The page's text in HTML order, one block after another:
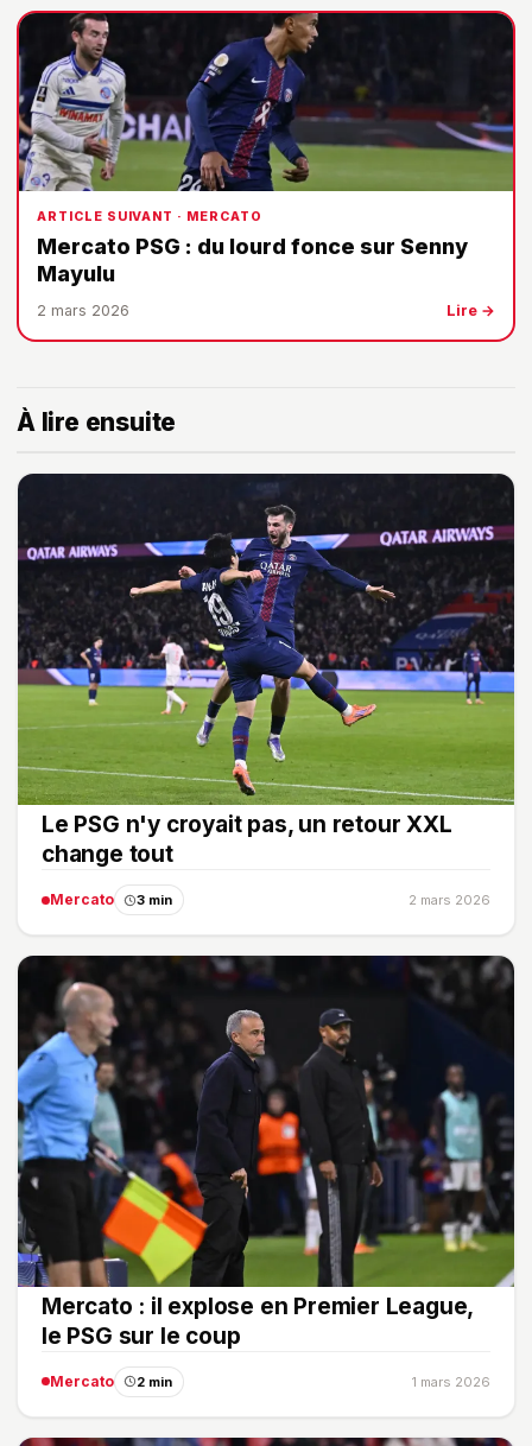
ARTICLE SUIVANT · MERCATO
Mercato PSG : du lourd fonce sur Senny
Mayulu
2 mars 2026 Lire →
À lire ensuite
Le PSG n'y croyait pas, un retour XXL
change tout
Mercato 3 min 2 mars 2026
Mercato : il explose en Premier League,
le PSG sur le coup
Mercato 2 min 1 mars 2026